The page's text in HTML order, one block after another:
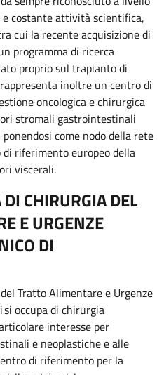
costante attività scientifica,
cui la recente acquisizione di
programma di ricerca
proprio sul trapianto di
rappresenta inoltre un centro di
oncologica e chirurgica
stromali gastrointestinali
come nodo della rete
riferimento europeo della
viscerali.
CHIRURGIA DEL
E URGENZE
DI
Tratto Alimentare e Urgenze
occupa di chirurgia
interesse per
e neoplastiche e alle
di riferimento per la